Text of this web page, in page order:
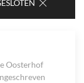
Oosterhof